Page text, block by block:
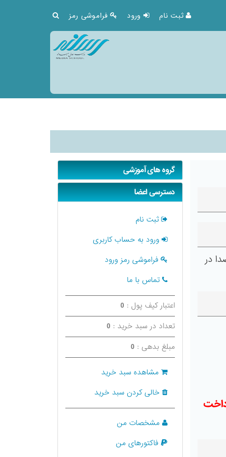
ثبت نام ورود فراموشی رمز
کلی از رسانه ) 2- تست صدا در
گروه های آموزشی
دسترسی اعضا
ثبت نام
ورود به حساب کاربری
فراموشی رمز ورود
تماس با ما
اعتبار کیف پول : 0
تعداد در سبد خرید : 0
مبلغ بدهی : 0
مشاهده سبد خرید
خالی کردن سبد خرید
مشخصات من
فاکتورهای من